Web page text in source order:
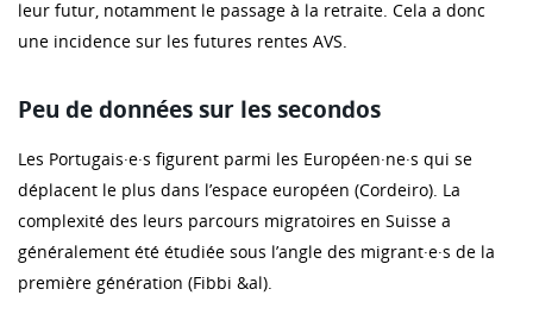
leur futur, notamment le passage à la retraite. Cela a donc
une incidence sur les futures rentes AVS.
Peu de données sur les secondos
Les Portugais·e·s figurent parmi les Européen·ne·s qui se
déplacent le plus dans l’espace européen (Cordeiro). La
complexité des leurs parcours migratoires en Suisse a
généralement été étudiée sous l’angle des migrant·e·s de la
première génération (Fibbi &al).